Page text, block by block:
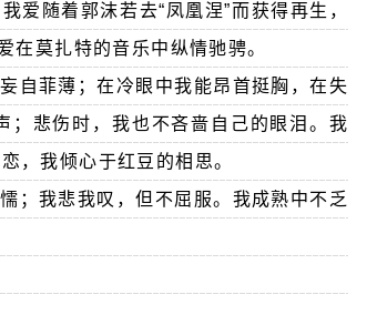
爱随着郭沫若去“凤凰涅”而获得再生，
在莫扎特的音乐中纵情驰骋。
自菲薄；在冷眼中我能昂首挺胸，在失
；悲伤时，我也不吝啬自己的眼泪。我
，我倾心于红豆的相思。
；我悲我叹，但不屈服。我成熟中不乏